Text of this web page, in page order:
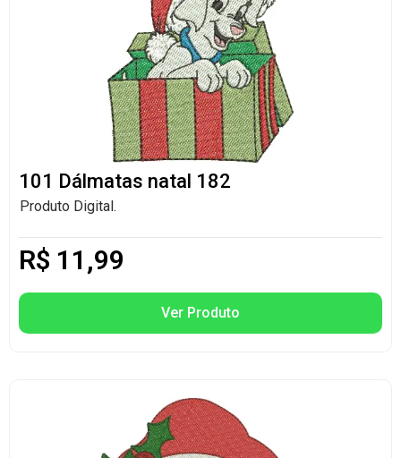
101 Dálmatas natal 182
Produto Digital.
R$ 11,99
Ver Produto